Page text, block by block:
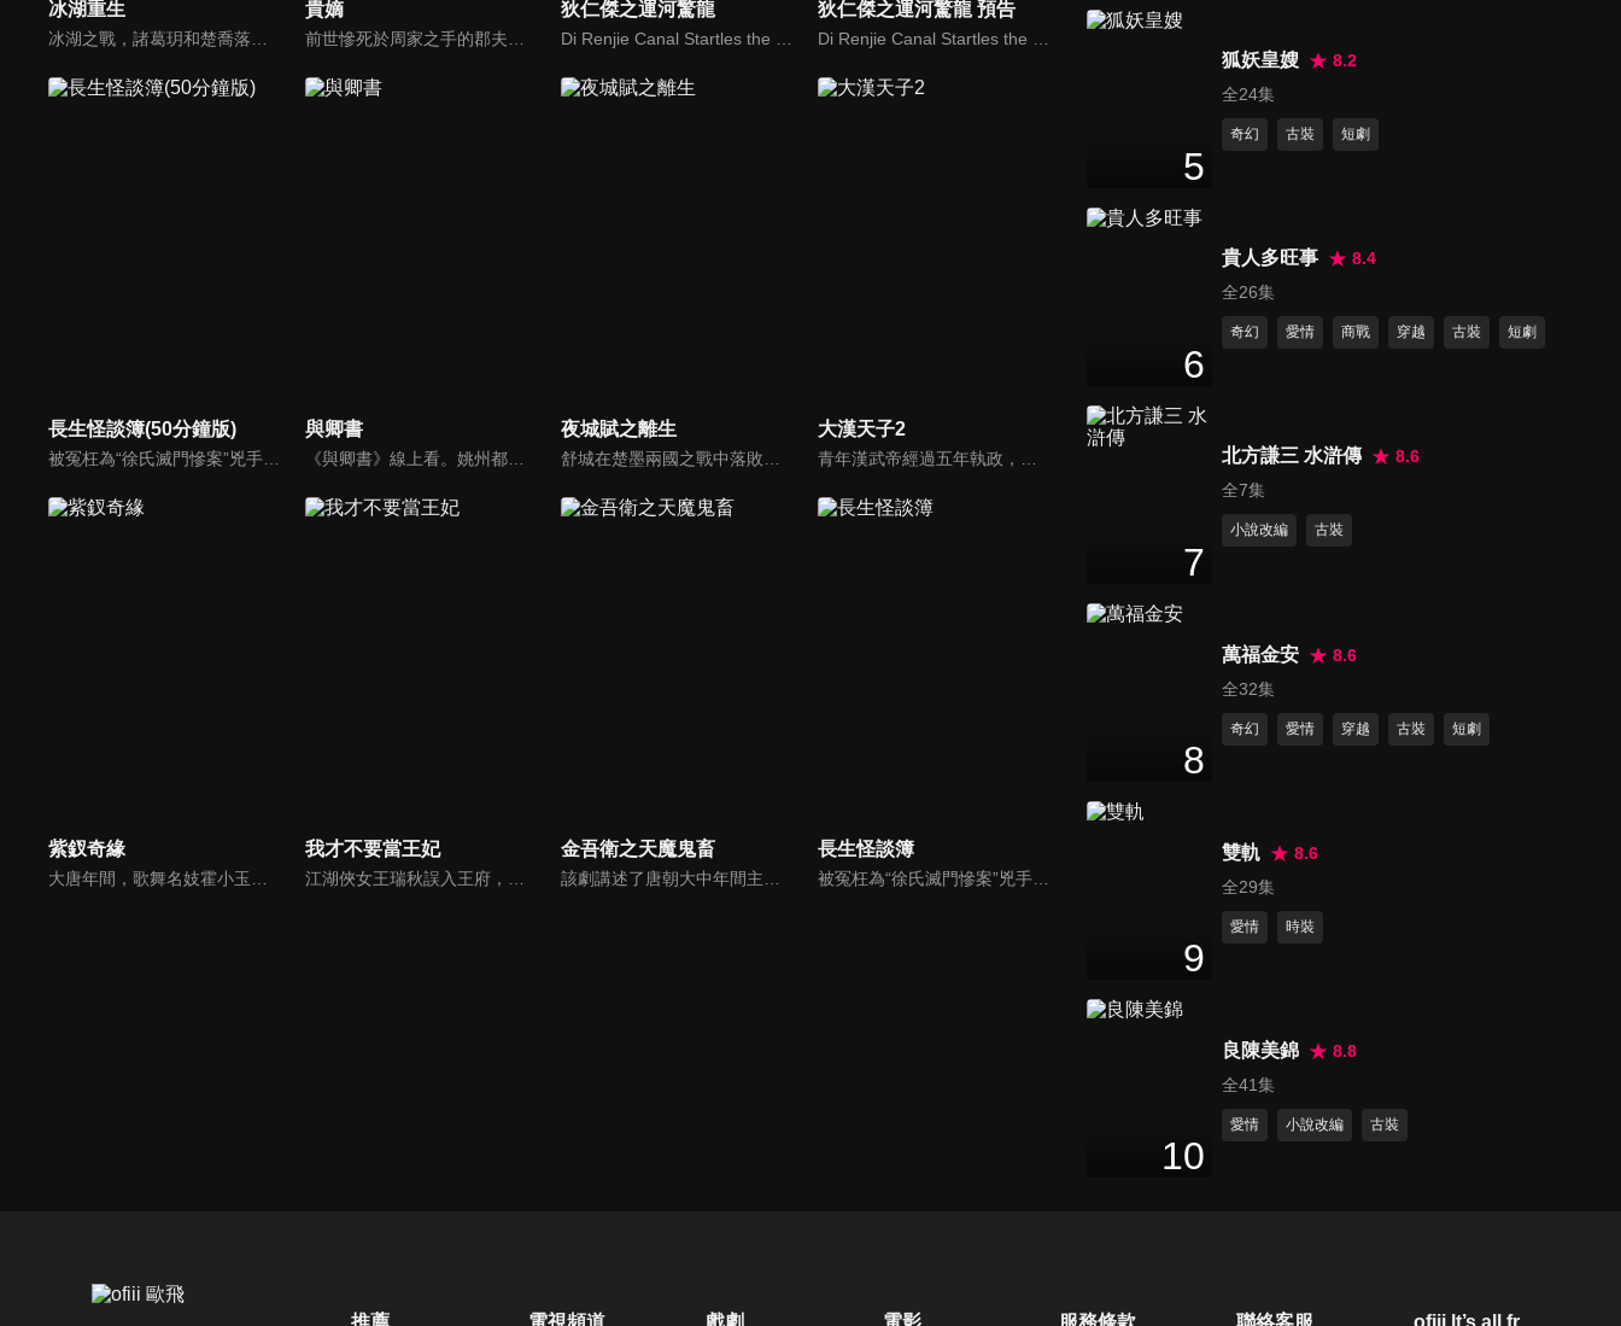
冰湖重生 貴嫡 狄仁傑之運河驚龍 狄仁傑之運河驚龍 預告
長生怪談簿(50分鐘版) 與卿書
《與卿書》線上看。姚州都督左經綸在上任途中誤入與世隔絕的村落—桃花塢，這裡有一個奇特的習俗，女子只有談過戀愛才算成年，左經綸突然出現在柳卿卿的「阿羅風」上任儀式，被族人認定為天意，強行留下左經綸在桃花塢……
夜城賦之離生 大漢天子2
紫釵奇緣
大唐年間，歌舞名妓霍小玉、風流俠客納蘭東、書香才子李益和巾幗紅顏盧靖瀾為首的風騷人物，彼此錯綜複雜的命運與感情糾葛。一場指腹為婚的誤會，造成浪漫卻無果的錯點鴛鴦，他們在階級差異與強權壓迫中勇於追求真愛，在宮廷權謀與世俗現實的拉扯中身不由己地被推向命運的叉路...
我才不要當王妃
江湖俠女王瑞秋誤入王府，替換新娘，攪亂了腹黑王爺的新婚和潛心設計的捉賊大計。跑路不成的王瑞秋只能頂着王妃的身份配合王爺演出，兩人鬥智鬥勇最終日久生情，攜手共破陰謀詭計。
金吾衛之天魔鬼畜
該劇講述了唐朝大中年間主角金吾衛上將軍蕭雲帆為解決發生在長安都城的一系列詭異事件，破解所謂“神魔”的迷信傳說，層層瓦解當朝權臣企圖分裂國土某朝篡位的陰謀，拯救整個國家後和女主隱世而居的故事。
長生怪談簿
被冤枉為“徐氏滅門慘案”兇手的主人公在多年後深陷倖存者的複仇圈套，成功說服其共同對抗真兇，並找出真相的故事。整個故事發生在一個荒山客棧，眾人鬥智斗勇，一步步揭開每個人的秘密，還原案件本來面目。
34分鐘
第18集
34
第23集
5
狐妖皇嫂
8.2
全24集
奇幻 古裝 短劇
6
貴人多旺事
8.4
全26集
奇幻 愛情 商戰 穿越 古裝 短劇
7
北方謙三 水滸傳
8.6
全7集
小說改編 古裝
8
萬福金安
8.6
全32集
奇幻 愛情 穿越 古裝 短劇
9
雙軌
8.6
全29集
愛情 時裝
10
良陳美錦
8.8
全41集
愛情 小說改編 古裝
推薦 電視頻道 戲劇 電影 服務條款 聯絡客服